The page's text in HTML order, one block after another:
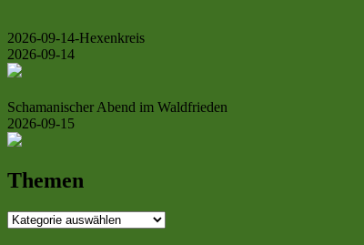
2026-09-14-Hexenkreis
2026-09-14
Schamanischer Abend im Waldfrieden
2026-09-15
Themen
Themen